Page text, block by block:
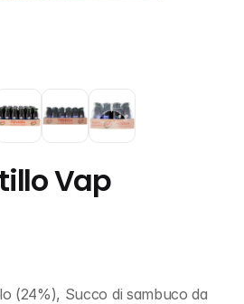
Vap
(24%), Succo di sambuco da